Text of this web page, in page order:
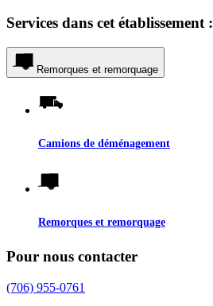
Services dans cet établissement :
Remorques et remorquage
Camions de déménagement
Remorques et remorquage
Pour nous contacter
(706) 955-0761